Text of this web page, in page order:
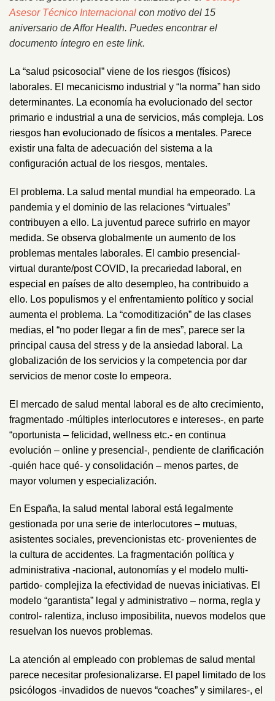
Asesor Técnico Internacional con motivo del 15
aniversario de Affor Health. Puedes encontrar el
documento íntegro en este link.
La “salud psicosocial” viene de los riesgos (físicos)
laborales. El mecanicismo industrial y “la norma” han sido
determinantes. La economía ha evolucionado del sector
primario e industrial a una de servicios, más compleja. Los
riesgos han evolucionado de físicos a mentales. Parece
existir una falta de adecuación del sistema a la
configuración actual de los riesgos, mentales.
El problema. La salud mental mundial ha empeorado. La
pandemia y el dominio de las relaciones “virtuales”
contribuyen a ello. La juventud parece sufrirlo en mayor
medida. Se observa globalmente un aumento de los
problemas mentales laborales. El cambio presencial-
virtual durante/post COVID, la precariedad laboral, en
especial en países de alto desempleo, ha contribuido a
ello. Los populismos y el enfrentamiento político y social
aumenta el problema. La “comoditización” de las clases
medias, el “no poder llegar a fin de mes”, parece ser la
principal causa del stress y de la ansiedad laboral. La
globalización de los servicios y la competencia por dar
servicios de menor coste lo empeora.
El mercado de salud mental laboral es de alto crecimiento,
fragmentado -múltiples interlocutores e intereses-, en parte
“oportunista – felicidad, wellness etc.- en continua
evolución – online y presencial-, pendiente de clarificación
-quién hace qué- y consolidación – menos partes, de
mayor volumen y especialización.
En España, la salud mental laboral está legalmente
gestionada por una serie de interlocutores – mutuas,
asistentes sociales, prevencionistas etc- provenientes de
la cultura de accidentes. La fragmentación política y
administrativa -nacional, autonomías y el modelo multi-
partido- complejiza la efectividad de nuevas iniciativas. El
modelo “garantista” legal y administrativo – norma, regla y
control- ralentiza, incluso imposibilita, nuevos modelos que
resuelvan los nuevos problemas.
La atención al empleado con problemas de salud mental
parece necesitar profesionalizarse. El papel limitado de los
psicólogos -invadidos de nuevos “coaches” y similares-, el